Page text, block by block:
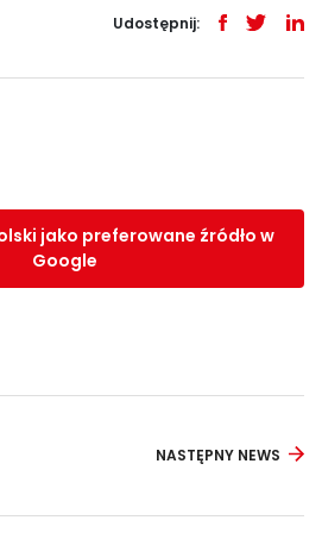
Udostępnij:
jako preferowane źródło w
Google
NASTĘPNY NEWS